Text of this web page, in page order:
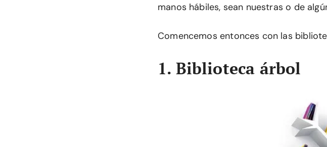
manos hábiles, sean nuestras o de
Comencemos entonces con las
1. Biblioteca árbol